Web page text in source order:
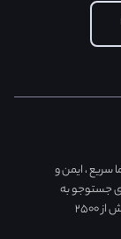
سریع ، ایمن و
جستوجو به
شما اعتماد خواهند کرد. ما به کمک اعتماد شما قبیله ای با بیش از ۲۵۰۰